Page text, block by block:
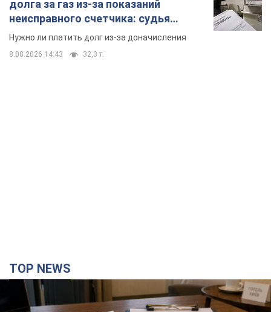
Депутаты взяли деньги из бюджета на аренду